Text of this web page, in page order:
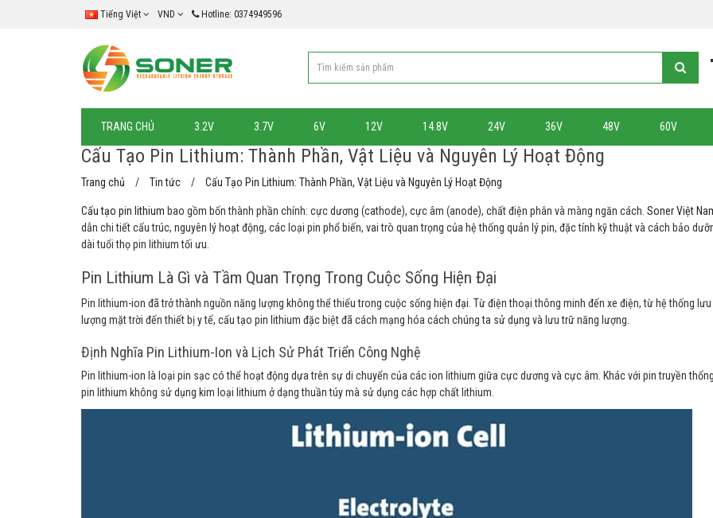
Tiếng Việt VND Hotline: 0374949596
TRANG CHỦ 3.2V 3.7V 6V 12V 14.8V 24V 36V 48V 60V
Cấu Tạo Pin Lithium: Thành Phần, Vật Liệu và Nguyên Lý Hoạt Động
Trang chủ Tin tức Cấu Tạo Pin Lithium: Thành Phần, Vật Liệu và Nguyên Lý Hoạt Động
Cấu tạo pin lithium bao gồm bốn thành phần chính: cực dương (cathode), cực âm (anode), chất điện phân và màng ngăn cách. Soner Việt
dẫn chi tiết cấu trúc, nguyên lý hoạt động, các loại pin phổ biến, vai trò quan trọng của hệ thống quản lý pin, đặc tính kỹ thuật và cách bảo
dài tuổi thọ pin lithium tối ưu.
Pin Lithium Là Gì và Tầm Quan Trọng Trong Cuộc Sống Hiện Đại
Pin lithium-ion đã trở thành nguồn năng lượng không thể thiếu trong cuộc sống hiện đại. Từ điện thoại thông minh đến xe điện, từ hệ thống
lượng mặt trời đến thiết bị y tế, cấu tạo pin lithium đặc biệt đã cách mạng hóa cách chúng ta sử dụng và lưu trữ năng lượng.
Định Nghĩa Pin Lithium-Ion và Lịch Sử Phát Triển Công Nghệ
Pin lithium-ion là loại pin sạc có thể hoạt động dựa trên sự di chuyển của các ion lithium giữa cực dương và cực âm. Khác với pin truyền
pin lithium không sử dụng kim loại lithium ở dạng thuần túy mà sử dụng các hợp chất lithium.